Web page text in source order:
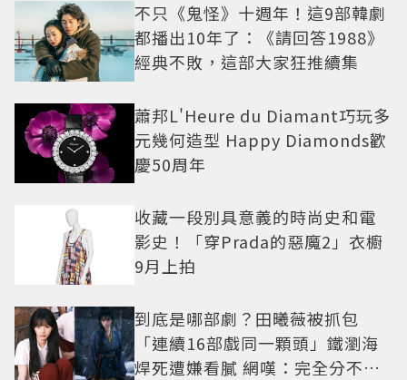
不只《鬼怪》十週年！這9部韓劇
都播出10年了：《請回答1988》
經典不敗，這部大家狂推續集
蕭邦L'Heure du Diamant巧玩多
元幾何造型 Happy Diamonds歡
慶50周年
收藏一段別具意義的時尚史和電
影史！「穿Prada的惡魔2」衣櫥
9月上拍
到底是哪部劇？田曦薇被抓包
「連續16部戲同一顆頭」鐵瀏海
焊死遭嫌看膩 網嘆：完全分不出